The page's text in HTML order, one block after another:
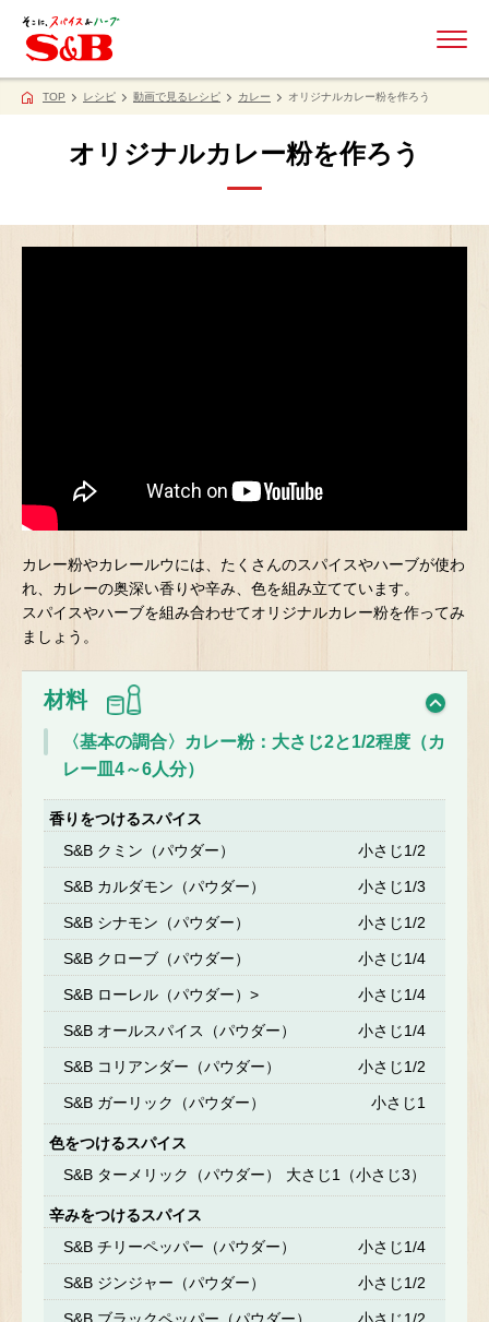
TOP レシピ 動画で見るレシピ カレー オリジナルカレー粉を作ろう
オリジナルカレー粉を作ろう
カレー粉やカレールウには、たくさんのスパイスやハーブが使わ
れ、カレーの奥深い香りや辛み、色を組み立てています。
スパイスやハーブを組み合わせてオリジナルカレー粉を作ってみ
ましょう。
材料
〈基本の調合〉カレー粉：大さじ2と1/2程度（カ
レー皿4～6人分）
香りをつけるスパイス
S&B クミン（パウダー）
小さじ1/2
S&B カルダモン（パウダー） 小さじ1/3
S&B シナモン（パウダー） 小さじ1/2
S&B クローブ（パウダー） 小さじ1/4
S&B ローレル（パウダー）> 小さじ1/4
S&B オールスパイス（パウダー） 小さじ1/4
S&B コリアンダー（パウダー） 小さじ1/2
S&B ガーリック（パウダー） 小さじ1
色をつけるスパイス
S&B ターメリック（パウダー）
大さじ1（小さじ3）
辛みをつけるスパイス
S&B チリーペッパー（パウダー）
小さじ1/4
S&B ジンジャー（パウダー） 小さじ1/2
S&B ブラックペッパー（パウダー） 小さじ1/2